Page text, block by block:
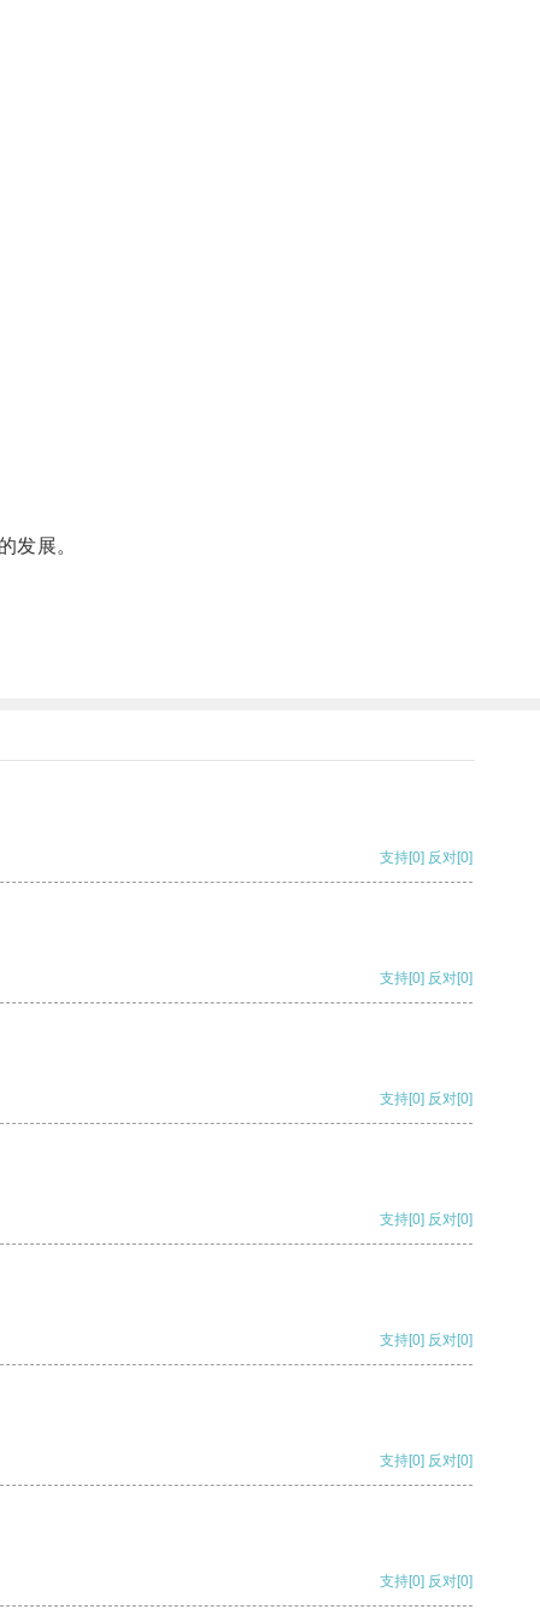
发展。
支持[0] 反对[0]
支持[0] 反对[0]
支持[0] 反对[0]
支持[0] 反对[0]
支持[0] 反对[0]
支持[0] 反对[0]
支持[0] 反对[0]